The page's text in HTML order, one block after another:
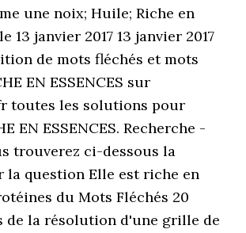
une noix; Huile; Riche en
13 janvier 2017 13 janvier 2017
de mots fléchés et mots
EN ESSENCES sur
toutes les solutions pour
EN ESSENCES. Recherche -
trouverez ci-dessous la
question Elle est riche en
du Mots Fléchés 20
de la résolution d'une grille de